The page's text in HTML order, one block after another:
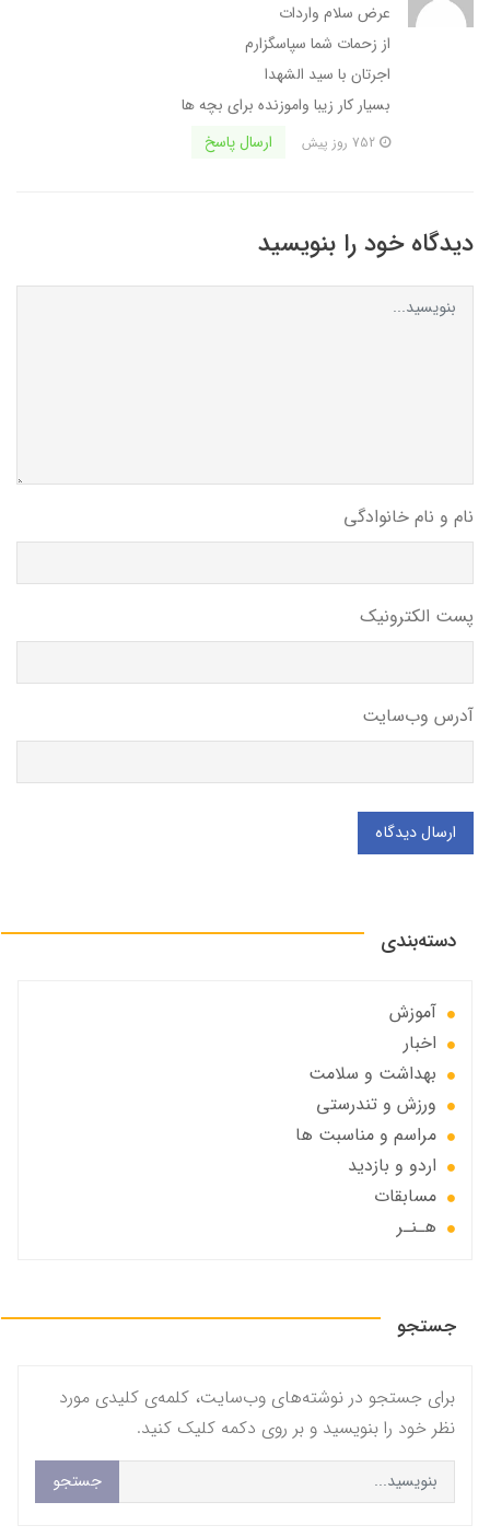
عرض سلام واردات
از زحمات شما سپاسگزارم
اجرتان با سید الشهدا
بسیار کار زیبا واموزنده برای بچه ها
ارسال پاسخ
دیدگاه خود را بنویسید
نام و نام خانوادگی
پست الکترونیک
آدرس وب‌سایت
ارسال دیدگاه
دسته‌بندی
آموزش
اخبار
بهداشت و سلامت
ورزش و تندرستی
مراسم و مناسبت ها
اردو و بازدید
مسابقات
هـنـر
جستجو
برای جستجو در نوشته‌های وب‌سایت، کلمه‌ی کلیدی مورد
نظر خود را بنویسید و بر روی دکمه کلیک کنید.
جستجو